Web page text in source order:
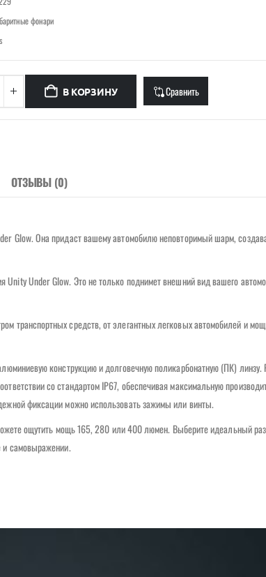
фонари
В КОРЗИНУ Сравнить
ОТЗЫВЫ (0)
Glow. Она придаст вашему автомобилю неповторимый шарм,
Under Glow. Это не только поднимет внешний вид вашего
транспортных средств, от элегантных легковых автомобилей и
конструкцию и долговечную поликарбонатную (ПК) линзу.
со стандартом IP67, обеспечивая максимальную
фиксации можно использовать зажимы или винты.
ощутить мощь 165, 280 или 400 люмен. Выберите идеальный
и самовыражении.